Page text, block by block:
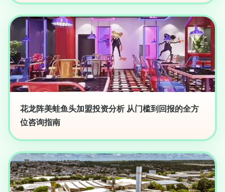
花龙阵美蛙鱼头加盟投资分析 从门槛到回报的全方
位咨询指南